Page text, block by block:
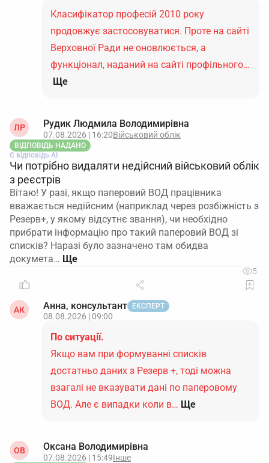
Класифікатор професій 2010 року
продовжує застосовуватися. Проте на сайті
Верховної Ради не оновлюється, а
функціонал, наданий на сайті профільного…
Ще
ЛР Рудик Людмила Володимирівна
07.08.2026 | 16:20Військовий облік
ВІДПОВІДЬ НАДАНО
Є відповідь АІ
Чи потрібно видаляти недійсний військовий облік
з реєстрів
Вітаю! У разі, якщо паперовий ВОД працівника
вважається недійсним (наприклад через розбіжність з
Резерв+, у якому відсутнє звання), чи необхідно
прибрати інформацію про такий паперовий ВОД зі
списків? Наразі було зазначено там обидва
докумета…
5
АК Анна, консультант ЕКСПЕРТ
08.08.2026 | 09:00
По ситуації.
Якщо вам при формуванні списків
достатньо даних з Резерв +, тоді можна
взагалі не вказувати дані по паперовому
ВОД. Але є випадки коли в… Ще
ОВ Оксана Володимирівна
07.08.2026 | 15:49Інше